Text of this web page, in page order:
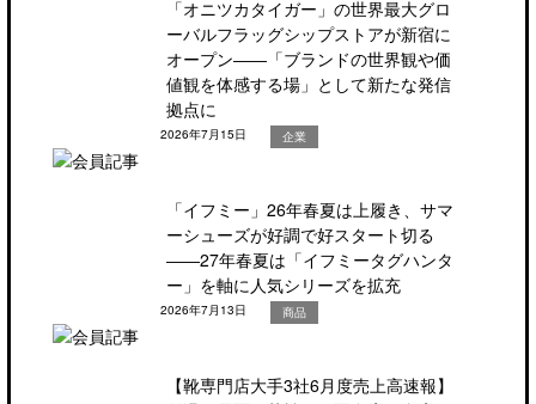
「オニツカタイガー」の世界最大グロ
ーバルフラッグシップストアが新宿に
オープン――「ブランドの世界観や価
値観を体感する場」として新たな発信
拠点に
2026年7月15日 企業
「イフミー」26年春夏は上履き、サマ
ーシューズが好調で好スタート切る
――27年春夏は「イフミータグハンタ
ー」を軸に人気シリーズを拡充
2026年7月13日 商品
【靴専門店大手3社6月度売上高速報】